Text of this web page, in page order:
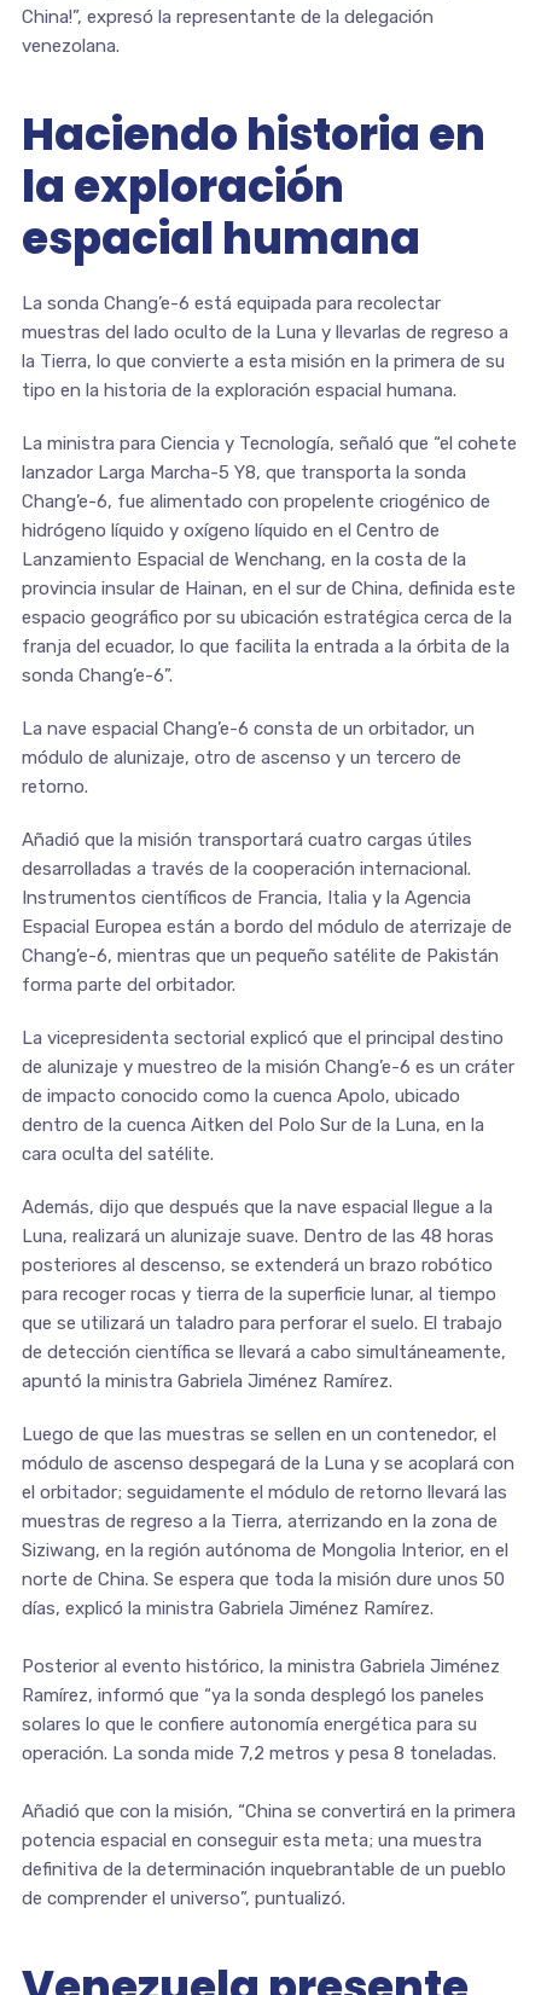
China!”, expresó la representante de la delegación
venezolana.
Haciendo historia en
la exploración
espacial humana
La sonda Chang’e-6 está equipada para recolectar
muestras del lado oculto de la Luna y llevarlas de regreso a
la Tierra, lo que convierte a esta misión en la primera de su
tipo en la historia de la exploración espacial humana.
La ministra para Ciencia y Tecnología, señaló que “el cohete
lanzador Larga Marcha-5 Y8, que transporta la sonda
Chang’e-6, fue alimentado con propelente criogénico de
hidrógeno líquido y oxígeno líquido en el Centro de
Lanzamiento Espacial de Wenchang, en la costa de la
provincia insular de Hainan, en el sur de China, definida este
espacio geográfico por su ubicación estratégica cerca de la
franja del ecuador, lo que facilita la entrada a la órbita de la
sonda Chang’e-6”.
La nave espacial Chang’e-6 consta de un orbitador, un
módulo de alunizaje, otro de ascenso y un tercero de
retorno.
Añadió que la misión transportará cuatro cargas útiles
desarrolladas a través de la cooperación internacional.
Instrumentos científicos de Francia, Italia y la Agencia
Espacial Europea están a bordo del módulo de aterrizaje de
Chang’e-6, mientras que un pequeño satélite de Pakistán
forma parte del orbitador.
La vicepresidenta sectorial explicó que el principal destino
de alunizaje y muestreo de la misión Chang’e-6 es un cráter
de impacto conocido como la cuenca Apolo, ubicado
dentro de la cuenca Aitken del Polo Sur de la Luna, en la
cara oculta del satélite.
Además, dijo que después que la nave espacial llegue a la
Luna, realizará un alunizaje suave. Dentro de las 48 horas
posteriores al descenso, se extenderá un brazo robótico
para recoger rocas y tierra de la superficie lunar, al tiempo
que se utilizará un taladro para perforar el suelo. El trabajo
de detección científica se llevará a cabo simultáneamente,
apuntó la ministra Gabriela Jiménez Ramírez.
Luego de que las muestras se sellen en un contenedor, el
módulo de ascenso despegará de la Luna y se acoplará con
el orbitador; seguidamente el módulo de retorno llevará las
muestras de regreso a la Tierra, aterrizando en la zona de
Siziwang, en la región autónoma de Mongolia Interior, en el
norte de China. Se espera que toda la misión dure unos 50
días, explicó la ministra Gabriela Jiménez Ramírez.
Posterior al evento histórico, la ministra Gabriela Jiménez
Ramírez, informó que “ya la sonda desplegó los paneles
solares lo que le confiere autonomía energética para su
operación. La sonda mide 7,2 metros y pesa 8 toneladas.
Añadió que con la misión, “China se convertirá en la primera
potencia espacial en conseguir esta meta; una muestra
definitiva de la determinación inquebrantable de un pueblo
de comprender el universo”, puntualizó.